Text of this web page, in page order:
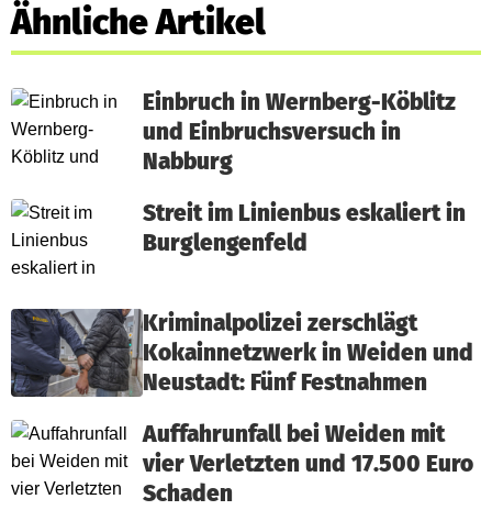
Ähnliche Artikel
Einbruch in Wernberg-Köblitz
und Einbruchsversuch in
Nabburg
Streit im Linienbus eskaliert in
Burglengenfeld
Kriminalpolizei zerschlägt
Kokainnetzwerk in Weiden und
Neustadt: Fünf Festnahmen
Auffahrunfall bei Weiden mit
vier Verletzten und 17.500 Euro
Schaden